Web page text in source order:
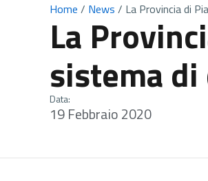
Home / News / La Provincia di
La
sistema
Data:
19 Febbraio 2020